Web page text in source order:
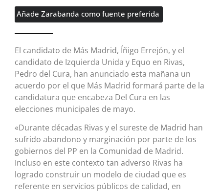
Añade Zarabanda como fuente preferida
El candidato de Más Madrid, Íñigo Errejón, y el
candidato de Izquierda Unida y Equo en Rivas,
Pedro del Cura, han anunciado esta mañana un
acuerdo por el que Más Madrid formará parte de la
candidatura que encabeza Del Cura en las
elecciones municipales de mayo.
«Durante décadas Rivas y el sureste de Madrid han
sufrido abandono y marginación por parte de los
gobiernos del PP en la Comunidad de Madrid.
Incluso en este contexto tan adverso Rivas ha
logrado construir un modelo de ciudad que es
referente en servicios públicos de calidad, en